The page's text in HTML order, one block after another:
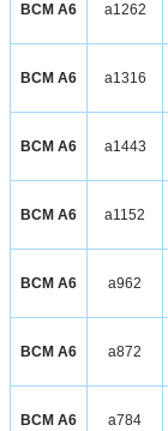
ВСМ А6 а1262
ВСМ А6 а1316
ВСМ А6 а1443
ВСМ А6 а1152
ВСМ А6 а962
ВСМ А6 а872
ВСМ А6 а784